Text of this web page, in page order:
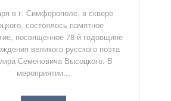
в г. Симферополе, в сквере
состоялось памятное
посвященное 78-й годовщине
великого русского поэта
Семеновича Высоцкого. В
мероприятии...